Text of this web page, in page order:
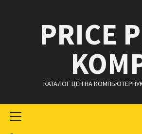
содержимомуPRICE
КАТАЛОГ ЦЕН НА
меню